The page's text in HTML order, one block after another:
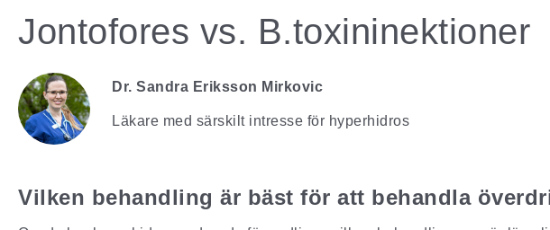
Jontofores vs. B.toxininektioner
Dr. Sandra Eriksson Mirkovic
Läkare med särskilt intresse för hyperhidros
Vilken behandling är bäst för att behandla